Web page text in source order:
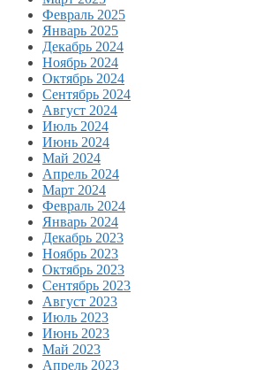
Февраль 2025
Январь 2025
Декабрь 2024
Ноябрь 2024
Октябрь 2024
Сентябрь 2024
Август 2024
Июль 2024
Июнь 2024
Май 2024
Апрель 2024
Март 2024
Февраль 2024
Январь 2024
Декабрь 2023
Ноябрь 2023
Октябрь 2023
Сентябрь 2023
Август 2023
Июль 2023
Июнь 2023
Май 2023
Апрель 2023